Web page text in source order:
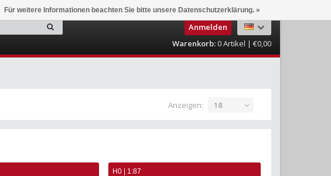
Anmelden
Warenkorb:0Artikel | €0,00
Anzeigen: 18
H0 | 1:87
Für weitere Informationen beachten Sie bitte unsere Datenschutzerklärung. »